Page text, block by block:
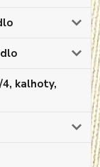
kalhoty,